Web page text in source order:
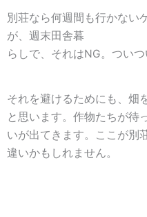
別荘なら何週間も行かない
が、週末田舎暮
らしで、それはNG。つい
それを避けるためにも、畑
と思います。作物たちが待
いが出てきます。ここが別
違いかもしれません。